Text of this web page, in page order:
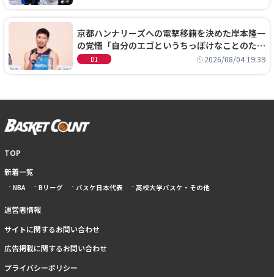
京都ハンナリーズへの電撃移籍を決めた岸本隆一
の覚悟「自分のエゴというちっぽけなことのため
に、京都に来たわけではない」
B1 2026/08/04 19:39
TOP
新着一覧
NBA Bリーグ バスケ日本代表 高校大学バスケ・その他
運営者情報
サイトに関するお問い合わせ
広告掲載に関するお問い合わせ
プライバシーポリシー